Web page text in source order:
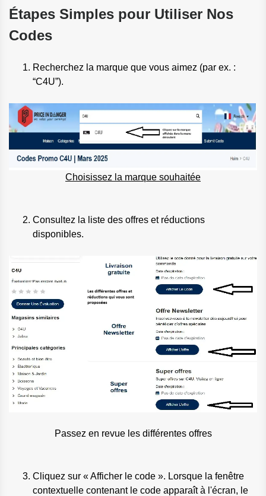
Étapes Simples pour Utiliser Nos
Codes
Recherchez la marque que vous aimez (par ex. :
“C4U”).
Choisissez la marque souhaitée
Consultez la liste des offres et réductions
disponibles.
Passez en revue les différentes offres
Cliquez sur « Afficher le code ». Lorsque la fenêtre
contextuelle contenant le code apparaît à l'écran, le